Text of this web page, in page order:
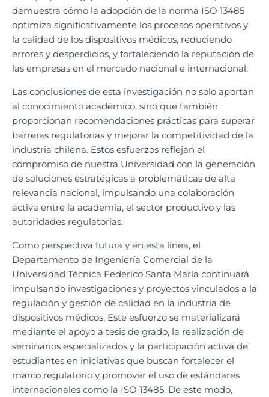
demuestra cómo la adopción de la norma ISO 13485
optimiza significativamente los procesos operativos y
la calidad de los dispositivos médicos, reduciendo
errores y desperdicios, y fortaleciendo la reputación de
las empresas en el mercado nacional e internacional.
Las conclusiones de esta investigación no solo aportan
al conocimiento académico, sino que también
proporcionan recomendaciones prácticas para superar
barreras regulatorias y mejorar la competitividad de la
industria chilena. Estos esfuerzos reflejan el
compromiso de nuestra Universidad con la generación
de soluciones estratégicas a problemáticas de alta
relevancia nacional, impulsando una colaboración
activa entre la academia, el sector productivo y las
autoridades regulatorias.
Como perspectiva futura y en esta línea, el
Departamento de Ingeniería Comercial de la
Universidad Técnica Federico Santa María continuará
impulsando investigaciones y proyectos vinculados a la
regulación y gestión de calidad en la industria de
dispositivos médicos. Este esfuerzo se materializará
mediante el apoyo a tesis de grado, la realización de
seminarios especializados y la participación activa de
estudiantes en iniciativas que buscan fortalecer el
marco regulatorio y promover el uso de estándares
internacionales como la ISO 13485. De este modo,